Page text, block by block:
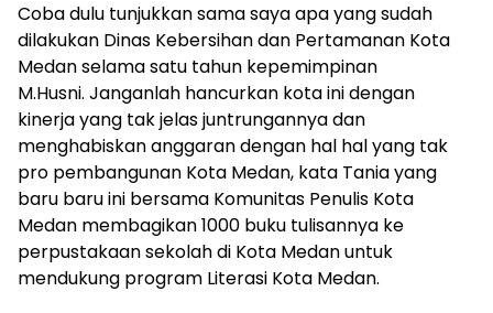
Coba dulu tunjukkan sama saya apa yang sudah
dilakukan Dinas Kebersihan dan Pertamanan Kota
Medan selama satu tahun kepemimpinan
M.Husni. Janganlah hancurkan kota ini dengan
kinerja yang tak jelas juntrungannya dan
menghabiskan anggaran dengan hal hal yang tak
pro pembangunan Kota Medan, kata Tania yang
baru baru ini bersama Komunitas Penulis Kota
Medan membagikan 1000 buku tulisannya ke
perpustakaan sekolah di Kota Medan untuk
mendukung program Literasi Kota Medan.